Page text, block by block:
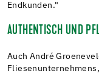
Endkunden."
AUTHENTISCH UND
Auch André